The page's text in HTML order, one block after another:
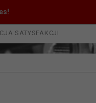
SATYSFAKCJI